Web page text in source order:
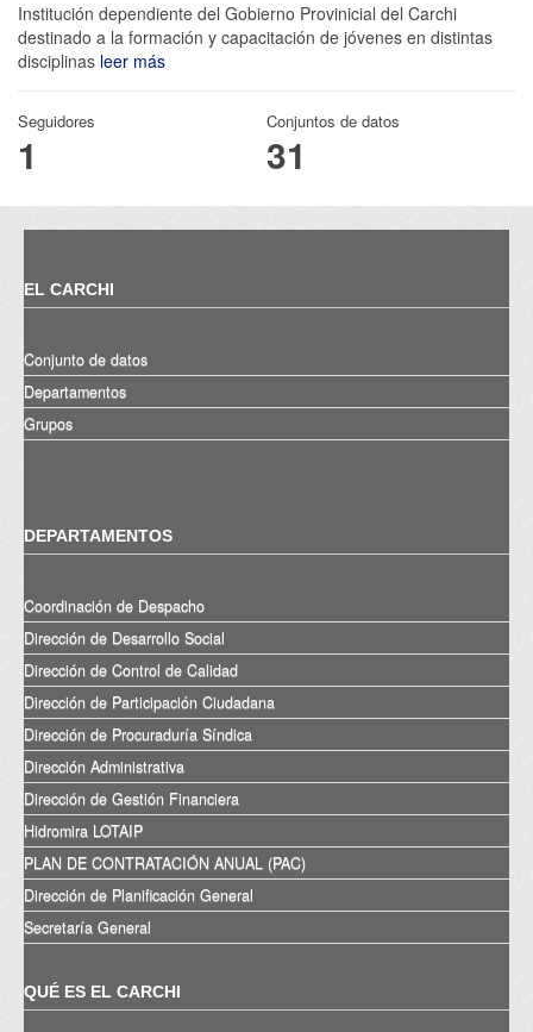
Institución dependiente del Gobierno Provinicial del Carchi
destinado a la formación y capacitación de jóvenes en distintas
disciplinas leer más
Seguidores
1
Conjuntos de datos
31
EL CARCHI
Conjunto de datos
Departamentos
Grupos
DEPARTAMENTOS
Coordinación de Despacho
Dirección de Desarrollo Social
Dirección de Control de Calidad
Dirección de Participación Ciudadana
Dirección de Procuraduría Síndica
Dirección Administrativa
Dirección de Gestión Financiera
Hidromira LOTAIP
PLAN DE CONTRATACIÓN ANUAL (PAC)
Dirección de Planificación General
Secretaría General
QUÉ ES EL CARCHI